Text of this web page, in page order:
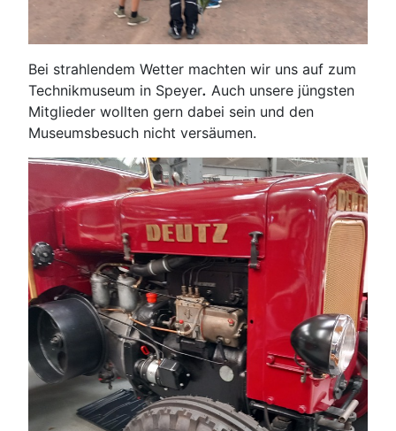
Bei strahlendem Wetter machten wir uns auf zum
Technikmuseum in Speyer. Auch unsere jüngsten
Mitglieder wollten gern dabei sein und den
Museumsbesuch nicht versäumen.